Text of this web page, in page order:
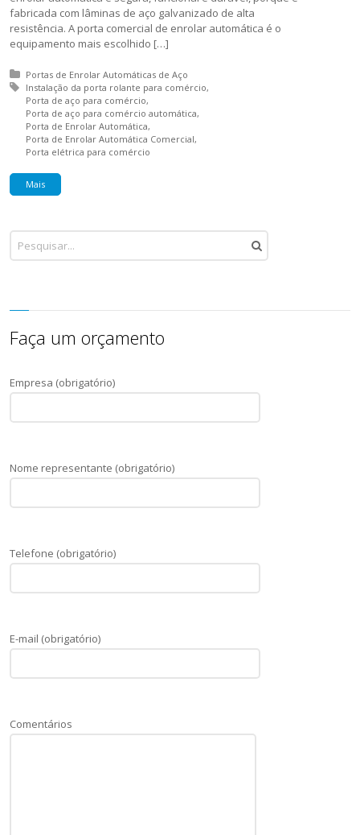
fabricada com lâminas de aço galvanizado de alta
resistência. A porta comercial de enrolar automática é o
equipamento mais escolhido […]
Posted in:
Portas de Enrolar Automáticas de Aço
Tagged with:
Instalação da porta rolante para comércio
Porta de aço para comércio
Porta de aço para comércio automática
Porta de Enrolar Automática
Porta de Enrolar Automática Comercial
Porta elétrica para comércio
Mais
Faça um orçamento
Empresa (obrigatório)
Nome representante (obrigatório)
Telefone (obrigatório)
E-mail (obrigatório)
Comentários